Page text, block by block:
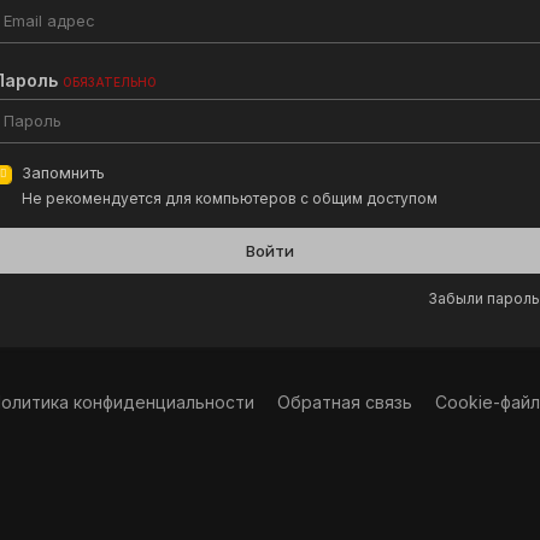
ОБЯЗАТЕЛЬНО
Запомнить
Не рекомендуется для компьютеров с общим доступом
Войти
Забыли
конфиденциальности Обратная связь Cookie-